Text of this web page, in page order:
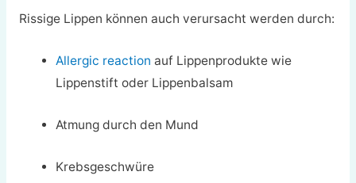
Rissige Lippen können auch verursacht werden durch:
Allergic reaction auf Lippenprodukte wie
Lippenstift oder Lippenbalsam
Atmung durch den Mund
Krebsgeschwüre